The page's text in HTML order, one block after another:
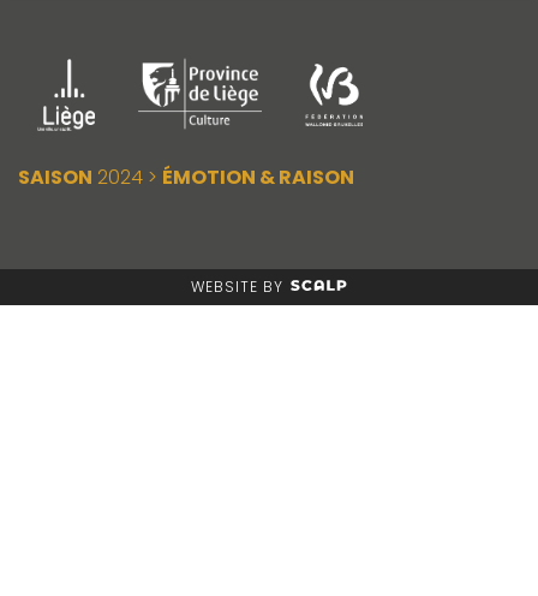
SAISON 2024 > ÉMOTION & RAISON
WEBSITE BY